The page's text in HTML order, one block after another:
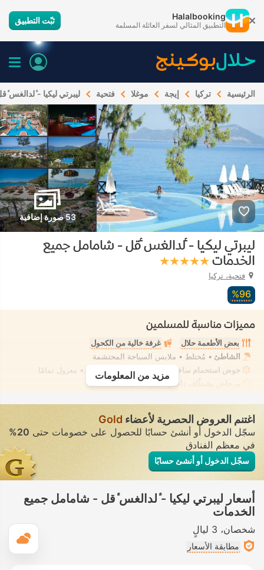
Halalbooking
التطبيق المثالي لسفر العائلة المسلمة ثبّت التطبيق
الرئيسية تركيا إيجة موغلا فتحية ليبرتي ليكيا -
53 صورة إضافية
ليبرتي ليكيا - ٔلدالغس ٔقل - شامامل جميع
الخدمات
فتحية، تركيا
96‏%
مميزات مناسبة للمسلمين
بعض الأطعمة حلال
غرفة خالية من الكحول
الشاطئ • مُختلط • ملابس السباحة المحتشمة
حوض استحمام ساخن/جاكوزي
• في بعض الغرف • معزول تمامًا
مرحاض بشطّاف داخلي مدمج
• في جميع الغرف
مزيد من المعلومات
اغتنم العروض الحصرية لأعضاء Gold
سجّل الدخول أو أنشئ حسابًا للحصول على خصومات حتى20%
في معظم الفنادق
سجّل الدخول أو أنشئ حسابًا
أسعار ليبرتي ليكيا - ٔلدالغس ٔقل - شامامل جميع
الخدمات
شخصان 3 ليالٍ
مطابقة الأسعار